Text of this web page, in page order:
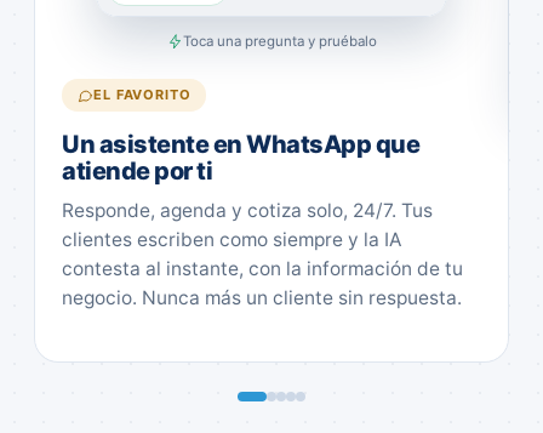
EL FAVORITO
Un asistente en WhatsApp que
atiende por ti
Responde, agenda y cotiza solo, 24/7. Tus
clientes escriben como siempre y la IA
contesta al instante, con la información de tu
negocio. Nunca más un cliente sin respuesta.
Toca una pregunta y pruébalo